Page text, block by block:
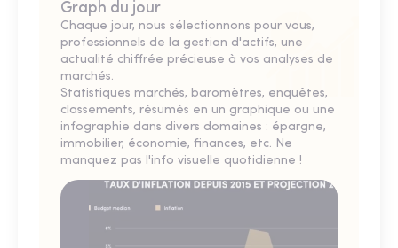
Graph du jour
Chaque jour, nous sélectionnons pour vous,
professionnels de la gestion d'actifs, une
actualité chiffrée précieuse à vos analyses de
marchés.
Statistiques marchés, baromètres, enquêtes,
classements, résumés en un graphique ou une
infographie dans divers domaines : épargne,
immobilier, économie, finances, etc. Ne
manquez pas l'info visuelle quotidienne !